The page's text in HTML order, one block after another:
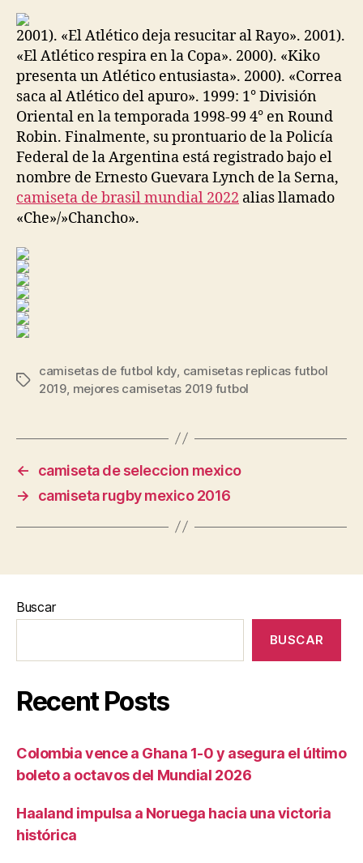
2001). «El Atlético deja resucitar al Rayo». 2001).
«El Atlético respira en la Copa». 2000). «Kiko
presenta un Atlético entusiasta». 2000). «Correa
saca al Atlético del apuro». 1999: 1° División
Oriental en la temporada 1998-99 4° en Round
Robin. Finalmente, su prontuario de la Policía
Federal de la Argentina está registrado bajo el
nombre de Ernesto Guevara Lynch de la Serna,
camiseta de brasil mundial 2022 alias llamado
«Che»/»Chancho».
Etiquetas
camisetas de futbol kdy camisetas replicas futbol
2019 mejores camisetas 2019 futbol
←
camiseta de seleccion mexico
→
camiseta rugby mexico 2016
Buscar
BUSCAR
Recent Posts
Colombia vence a Ghana 1-0 y asegura el último
boleto a octavos del Mundial 2026
Haaland impulsa a Noruega hacia una victoria
histórica